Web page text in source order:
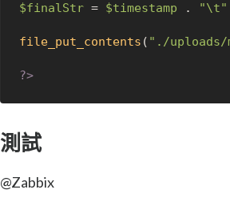
$finalStr = $timestamp . "\t"
file_put_contents ( "./uploads/
?>
測試
@Zabbix